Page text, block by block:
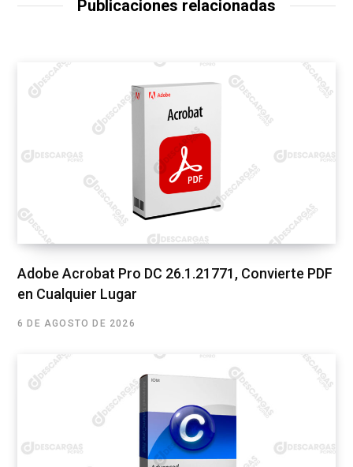
Publicaciones relacionadas
Adobe Acrobat Pro DC 26.1.21771, Convierte PDF
en Cualquier Lugar
6 DE AGOSTO DE 2026